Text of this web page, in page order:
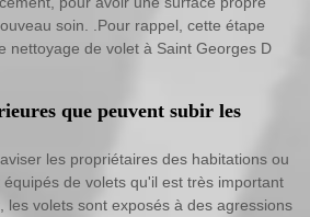
soin. .Pour rappel, cette étape
nettoyage de volet à Saint Georges D
que peuvent subir les
les propriétaires des habitations ou
de volets qu'il est très important
les volets sont exposés à des agressions